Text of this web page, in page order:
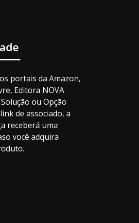
portais da Amazon,
Editora NOVA
ou Opção
de associado, a
receberá uma
você adquira